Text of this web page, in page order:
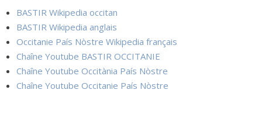
BASTIR Wikipedia occitan
BASTIR Wikipedia anglais
Occitanie País Nòstre Wikipedia français
Chaîne Youtube BASTIR OCCITANIE
Chaîne Youtube Occitània País Nòstre
Chaîne Youtube Occitanie País Nòstre